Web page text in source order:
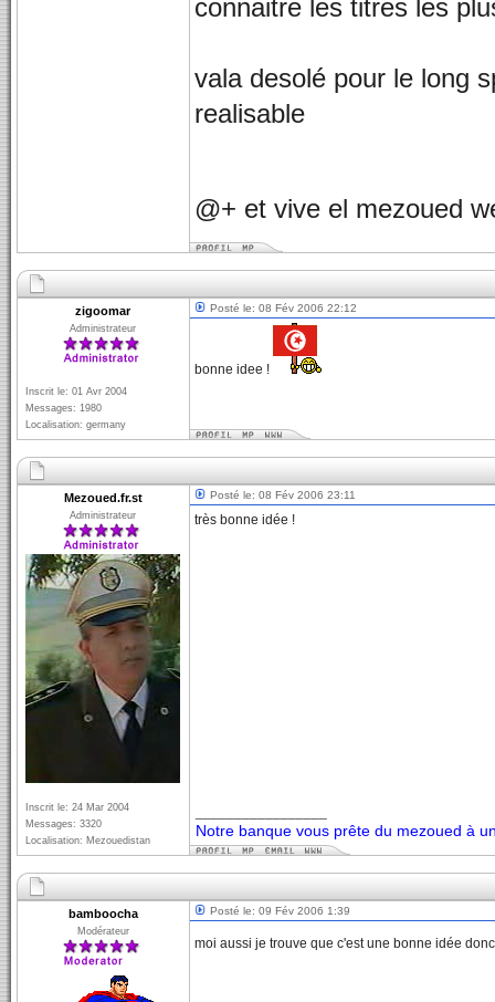
connaitre les titres les
vala desolé pour le long
realisable
@+ et vive el mezoued
zigoomar
Administrateur
Inscrit le: 01 Avr 2004
Messages: 1980
Localisation: germany
Posté le: 08 Fév 2006 22:12
bonne idee !
Mezoued.fr.st
Administrateur
Inscrit le: 24 Mar 2004
Messages: 3320
Localisation: Mezouedistan
Posté le: 08 Fév 2006 23:11
très bonne idée !
Notre banque vous prête du mezoued à
bamboocha
Modérateur
Posté le: 09 Fév 2006 1:39
moi aussi je trouve que c'est une bonne idée